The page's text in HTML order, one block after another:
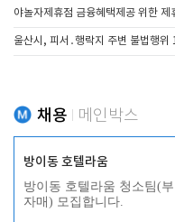
야놀자제휴점 금융혜택제공 위한 제
울산시, 피서․행락지 주변 불법행위
채용 메인박스
방이동 호텔라움
방이동 호텔라움 청소팀(
자매) 모집합니다.